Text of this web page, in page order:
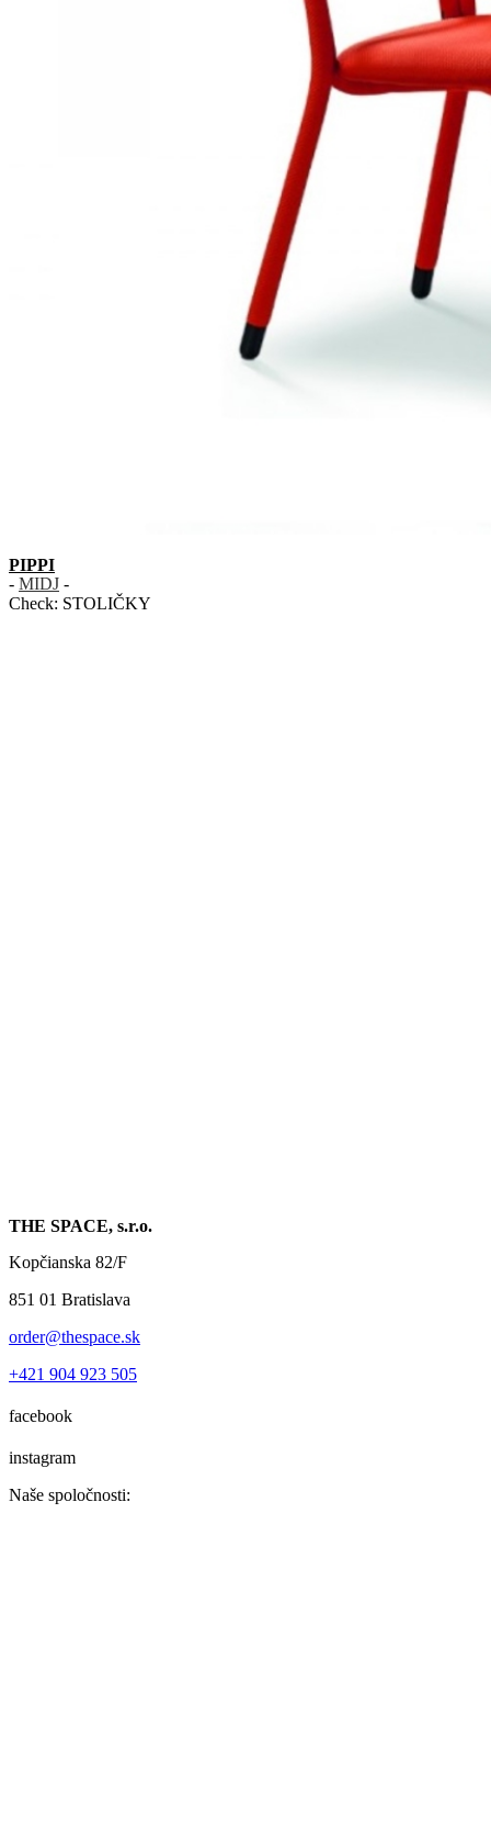
PIPPI
- MIDJ -
Check: STOLIČKY
THE SPACE, s.r.o.
Kopčianska 82/F
851 01 Bratislava
order@thespace.sk
+421 904 923 505
facebook
instagram
Naše spoločnosti: